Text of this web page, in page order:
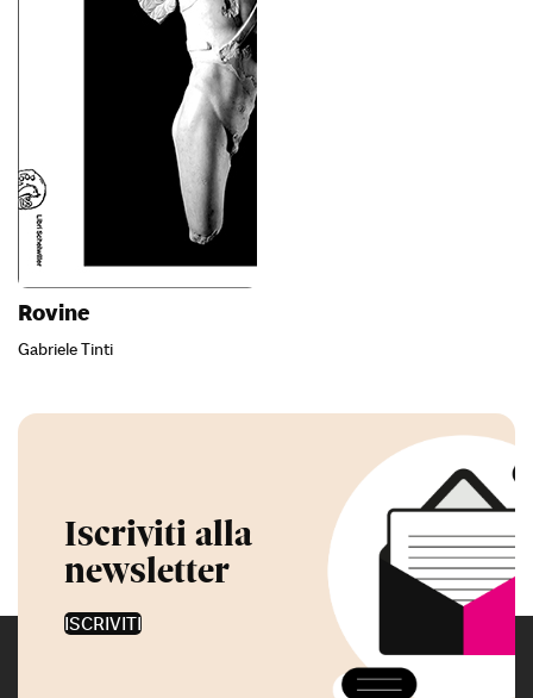
Rovine
Gabriele Tinti
Iscriviti alla
newsletter
ISCRIVITI